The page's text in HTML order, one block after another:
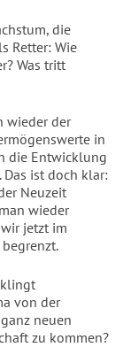
die
Retter: Wie
Was tritt
wieder der
in
die Entwicklung
ist doch klar:
Neuzeit
wieder
jetzt im
klingt
von der
neuen
zu kommen?